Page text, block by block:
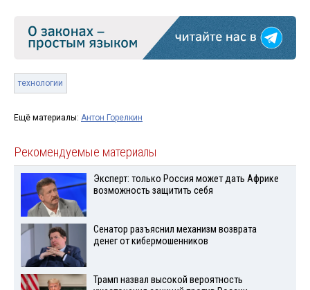
технологии
Ещё материалы: Антон Горелкин
Рекомендуемые материалы
Эксперт: только Россия может дать Африке
возможность защитить себя
Сенатор разъяснил механизм возврата
денег от кибермошенников
Трамп назвал высокой вероятность